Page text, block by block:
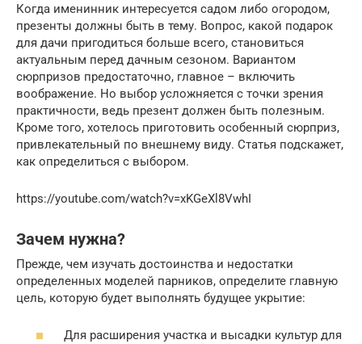
Когда именинник интересуется садом либо огородом,
презенты должны быть в тему. Вопрос, какой подарок
для дачи пригодиться больше всего, становиться
актуальным перед дачным сезоном. Вариантом
сюрпризов предостаточно, главное – включить
воображение. Но выбор усложняется с точки зрения
практичности, ведь презент должен быть полезным.
Кроме того, хотелось приготовить особенный сюрприз,
привлекательный по внешнему виду. Статья подскажет,
как определиться с выбором.
https://youtube.com/watch?v=xKGeXl8VwhI
Зачем нужна?
Прежде, чем изучать достоинства и недостатки
определенных моделей парников, определите главную
цель, которую будет выполнять будущее укрытие:
Для расширения участка и высадки культур для